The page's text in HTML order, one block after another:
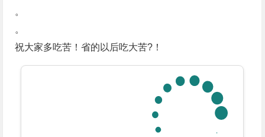
。
。
祝大家多吃苦！省的以后吃大苦?！